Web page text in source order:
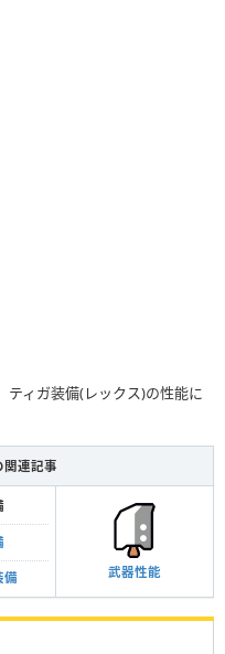
ティガ装備(レックス)の性能に
関連記事
備 武器性能